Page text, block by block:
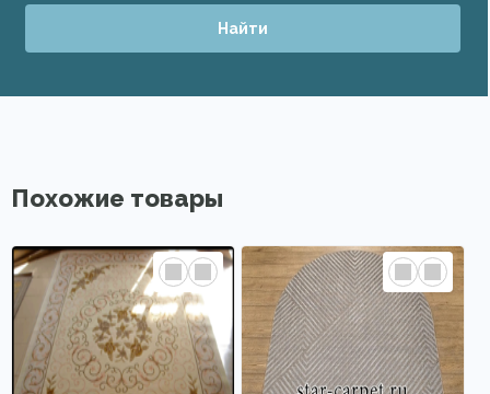
Найти
Похожие товары